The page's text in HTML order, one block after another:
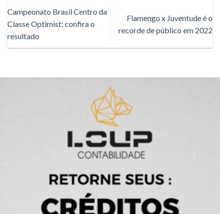
Campeonato Brasil Centro da
Classe Optimist: confira o
resultado
Flamengo x Juventude é o
recorde de público em 2022